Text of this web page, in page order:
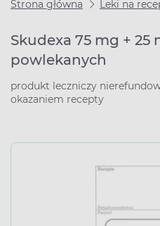
Strona główna Leki na
Skudexa 75 mg + 25
powlekanych
produkt leczniczy
okazaniem recepty